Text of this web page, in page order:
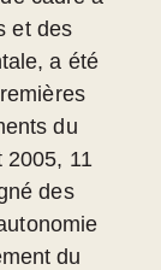
et des
a été
du
2005, 11
des
du